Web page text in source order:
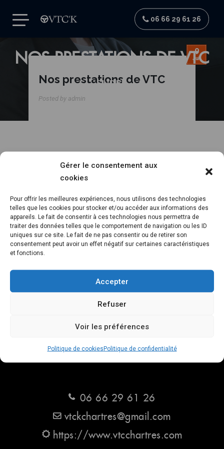
Gérer le consentement aux
cookies
Pour offrir les meilleures expériences, nous utilisons des technologies
telles que les cookies pour stocker et/ou accéder aux informations des
appareils. Le fait de consentir à ces technologies nous permettra de
traiter des données telles que le comportement de navigation ou les ID
uniques sur ce site. Le fait de ne pas consentir ou de retirer son
consentement peut avoir un effet négatif sur certaines caractéristiques
et fonctions.
Accepter
Refuser
Voir les préférences
Politique de cookiesPolitique de confidentialité
06 66 29 61 26
NOS PRESTATIONS DE VTC
SLIDER
9
Juil
Nos prestations de VTC
Posted by admin
06 66 29 61 26
vtckchartres@gmail.com
https://www.vtcchartres.com
Politique de cookies (UE)
Mentions légales